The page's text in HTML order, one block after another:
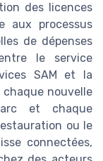
des licences
aux processus
de dépenses
le service
SAM et la
nouvelle
et chaque
ou le
connectées,